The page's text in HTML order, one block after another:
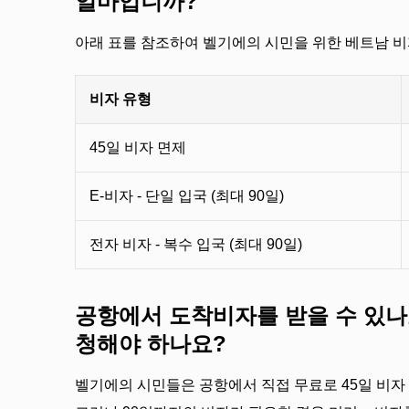
아래 표를 참조하여 벨기에의 시민을 위한 베트남
비자 유형
45일 비자 면제
E-비자 - 단일 입국 (최대 90일)
전자 비자 - 복수 입국 (최대 90일)
공항에서 도착비자를 받을 수 있
청해야 하나요?
벨기에의 시민들은 공항에서 직접 무료로 45일 비